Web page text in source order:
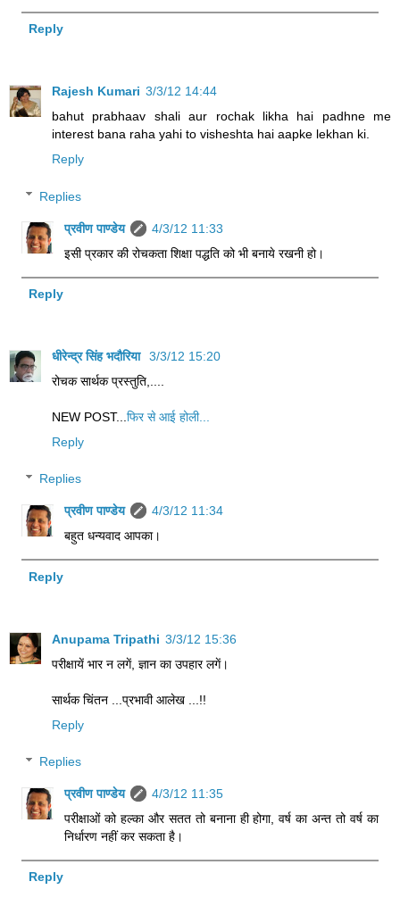
Reply
Rajesh Kumari 3/3/12 14:44
bahut prabhaav shali aur rochak likha hai padhne me
interest bana raha yahi to visheshta hai aapke lekhan ki.
Reply
Replies
प्रवीण पाण्डेय
4/3/12 11:33
इसी प्रकार की रोचकता शिक्षा पद्धति को भी बनाये रखनी हो।
Reply
धीरेन्द्र सिंह भदौरिया 3/3/12 15:20
रोचक सार्थक प्रस्तुति,....
NEW POST... फिर से आई होली...
Reply
Replies
प्रवीण पाण्डेय
4/3/12 11:34
बहुत धन्यवाद आपका।
Reply
Anupama Tripathi 3/3/12 15:36
परीक्षायें भार न लगें, ज्ञान का उपहार लगें।
सार्थक चिंतन ...प्रभावी आलेख ...!!
Reply
Replies
प्रवीण पाण्डेय
4/3/12 11:35
परीक्षाओं को हल्का और सतत तो बनाना ही होगा, वर्ष का अन्त तो वर्ष का
निर्धारण नहीं कर सकता है।
Reply